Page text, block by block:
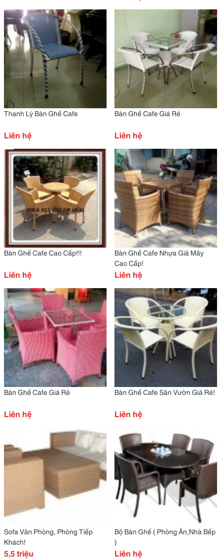
Thanh Lý Bàn Ghế Cafe
Liên hệ
Bàn Ghế Cafe Giá Rẻ
Liên hệ
Bàn Ghế Cafe Cao Cấp!!!
Liên hệ
Bàn Ghế Cafe Nhựa Giả Mây
Cao Cấp!
Liên hệ
Bàn Ghế Cafe Giá Rẻ
Liên hệ
Bàn Ghế Cafe Sân Vườn Giá Rẻ!
Liên hệ
Sofa Văn Phòng, Phòng Tiếp
Khách!
5,5 triệu
Bộ Bàn Ghế ( Phòng Ăn,Nhà Bếp
)
Liên hệ